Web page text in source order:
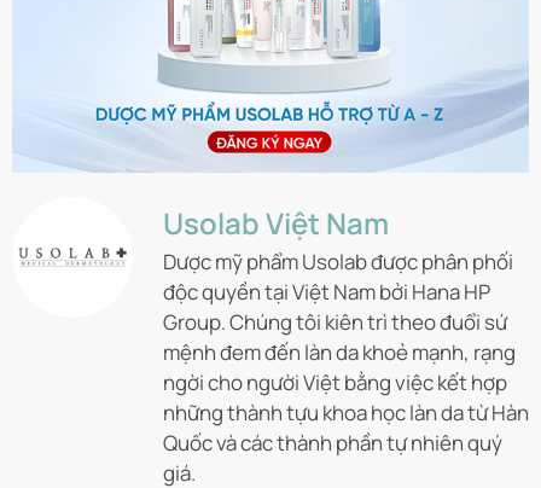
Usolab Việt Nam
Dược mỹ phẩm Usolab được phân phối
độc quyền tại Việt Nam bởi Hana HP
Group. Chúng tôi kiên trì theo đuổi sứ
mệnh đem đến làn da khoẻ mạnh, rạng
ngời cho người Việt bằng việc kết hợp
những thành tựu khoa học làn da từ Hàn
Quốc và các thành phần tự nhiên quý
giá.